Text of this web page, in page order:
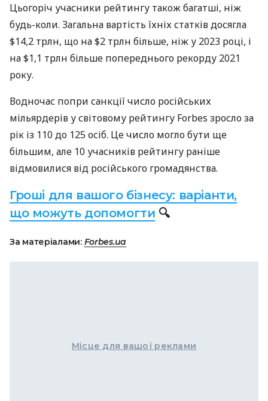
Цьогоріч учасники рейтингу також багатші, ніж
будь-коли. Загальна вартість їхніх статків досягла
$14,2 трлн, що на $2 трлн більше, ніж у 2023 році, і
на $1,1 трлн більше попереднього рекорду 2021
року.
Водночас попри санкції число російських
мільярдерів у світовому рейтингу Forbes зросло за
рік із 110 до 125 осіб. Це число могло бути ще
більшим, але 10 учасників рейтингу раніше
відмовилися від російського громадянства.
Гроші для вашого бізнесу: варіанти,
що можуть допомогти 🔍
За матеріалами: Forbes.ua
Місце для вашої реклами